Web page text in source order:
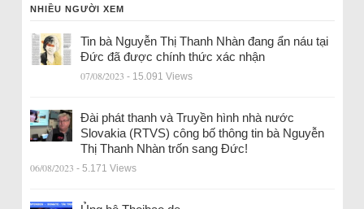
NHIỀU NGƯỜI XEM
Tin bà Nguyễn Thị Thanh Nhàn đang ẩn náu tại
Đức đã được chính thức xác nhận
07/08/2023 - 15.091 Views
Đài phát thanh và Truyền hình nhà nước
Slovakia (RTVS) công bố thông tin bà Nguyễn
Thị Thanh Nhàn trốn sang Đức!
06/08/2023 - 5.171 Views